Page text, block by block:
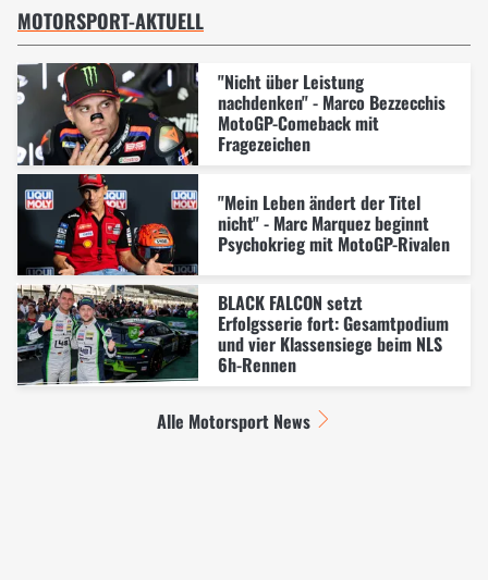
MOTORSPORT-AKTUELL
"Nicht über Leistung
nachdenken" - Marco Bezzecchis
MotoGP-Comeback mit
Fragezeichen
"Mein Leben ändert der Titel
nicht" - Marc Marquez beginnt
Psychokrieg mit MotoGP-Rivalen
BLACK FALCON setzt
Erfolgsserie fort: Gesamtpodium
und vier Klassensiege beim NLS
6h-Rennen
Alle Motorsport News